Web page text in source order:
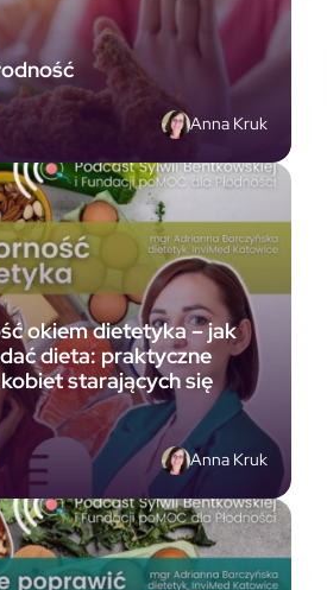
Anna Kruk
okiem dietetyka – jak
dieta: praktyczne
starających się
Anna Kruk